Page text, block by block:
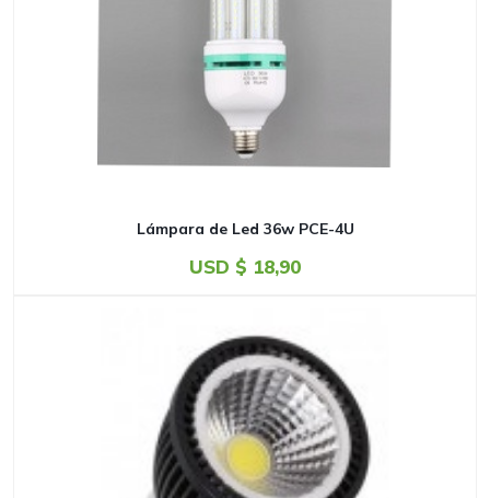
Lámpara de Led 36w PCE-4U
USD $ 18,90